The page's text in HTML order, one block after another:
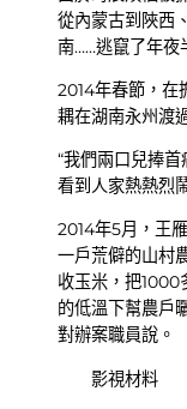
從內蒙古到陜西
南……逃竄了年夜
2014年春節，在
耦在湖南永州渡
“我們兩口兒捧首
看到人家熱熱烈
2014年5月，王
一戶荒僻的山村
收玉米，把1000
的低溫下幫農戶
對辦案職員說。
影視材料